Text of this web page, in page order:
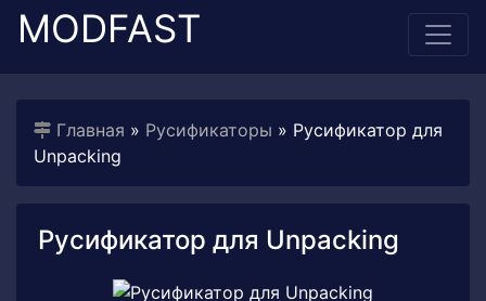
MODFAST
Главная » Русификаторы » Русификатор для
Unpacking
Русификатор для Unpacking